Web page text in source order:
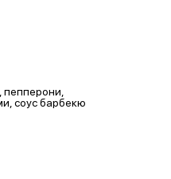
пепперони,
соус барбекю